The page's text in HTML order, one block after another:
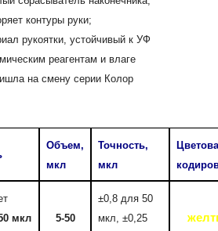
контуры руки;
рукоятки, устойчивый к УФ
реагентам и влаге
на смену серии Колор
Объем,
мкл
Точность,
мкл
мкл
5-50
±0,8 для 50
мкл, ±0,25